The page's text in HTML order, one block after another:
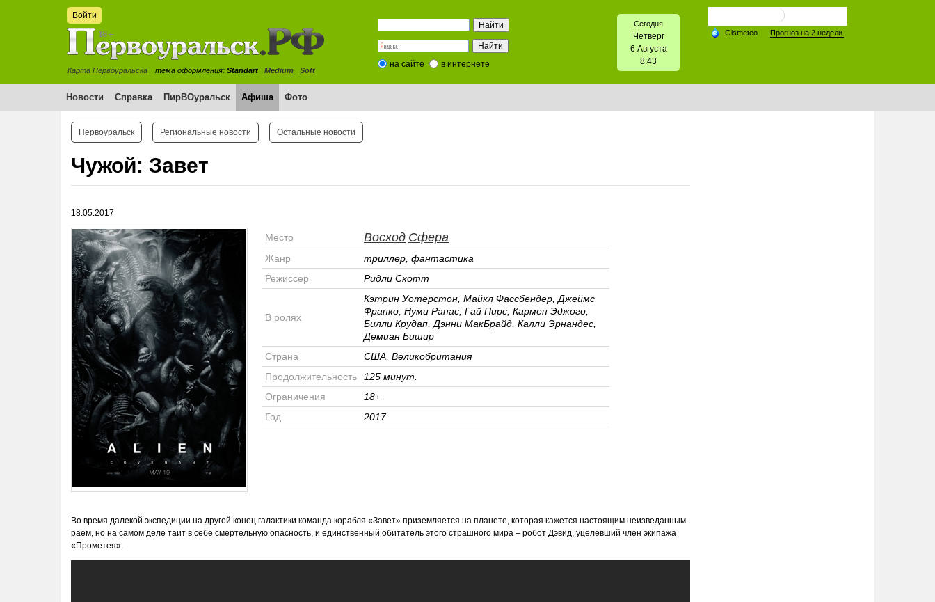
Войти
Карта Первоуральска тема оформления: Standart Medium Soft
на сайте в интернете
Сегодня
Четверг
6 Августа
8:43
Новости Справка ПирВОуральск Афиша Фото
Первоуральск Региональные новости Остальные новости
Чужой: Завет
18.05.2017
Место Восход Сфера
Жанр
триллер, фантастика
Режиссер
Ридли Скотт
В ролях
Кэтрин Уотерстон, Майкл Фассбендер, Джеймс
Франко, Нуми Рапас, Гай Пирс, Кармен Эджого,
Билли Крудап, Дэнни МакБрайд, Калли Эрнандес,
Демиан Бишир
Страна
США, Великобритания
Продолжительность
125 минут.
Ограничения
18+
Год
2017
Во время далекой экспедиции на другой конец галактики команда корабля «Завет» приземляется на планете, которая кажется настоящим неизведанным
раем, но на самом деле таит в себе смертельную опасность, и единственный обитатель этого страшного мира – робот Дэвид, уцелевший член экипажа
«Прометея».